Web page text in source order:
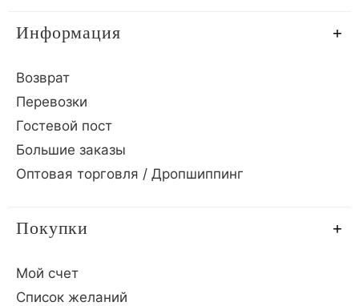
Информация
Возврат
Перевозки
Гостевой пост
Большие заказы
Оптовая торговля / Дропшиппинг
Покупки
Мой счет
Список желаний